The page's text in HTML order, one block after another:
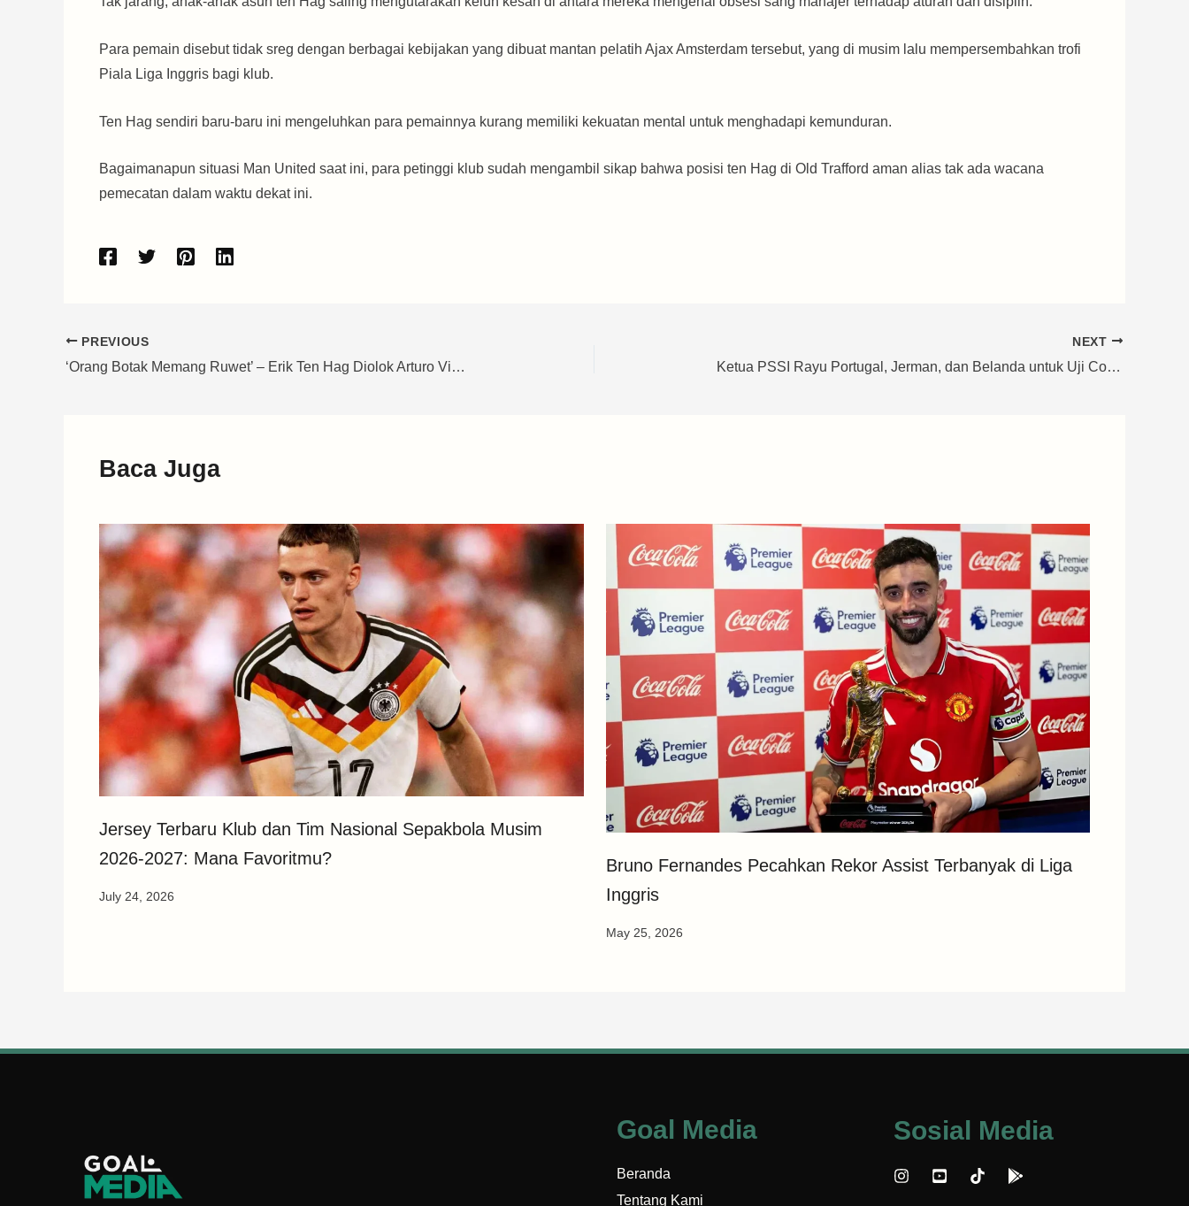
Para pemain disebut tidak sreg dengan berbagai kebijakan yang dibuat mantan pelatih Ajax Amsterdam tersebut, yang di musim lalu mempersembahkan trofi
Piala Liga Inggris bagi klub.
Ten Hag sendiri baru-baru ini mengeluhkan para pemainnya kurang memiliki kekuatan mental untuk menghadapi kemunduran.
Bagaimanapun situasi Man United saat ini, para petinggi klub sudah mengambil sikap bahwa posisi ten Hag di Old Trafford aman alias tak ada wacana
pemecatan dalam waktu dekat ini.
PREVIOUS
‘Orang Botak Memang Ruwet’ – Erik Ten Hag Diolok Arturo Vidal Karena Remehkan Cristiano Ronaldo
NEXT
Ketua PSSI Rayu Portugal, Jerman, dan Belanda untuk Uji Coba Lawan Timnas Indonesia
Baca Juga
Jersey Terbaru Klub dan Tim Nasional Sepakbola Musim
2026-2027: Mana Favoritmu?
July 24, 2026
Bruno Fernandes Pecahkan Rekor Assist Terbanyak di Liga
Inggris
May 25, 2026
Goal Media
Beranda
Tentang Kami
Sosial Media